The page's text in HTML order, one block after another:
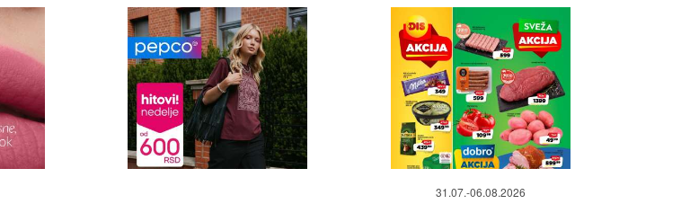
31.07.-06.08.2026